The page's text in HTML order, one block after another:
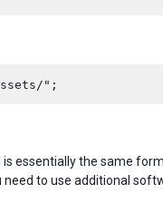
essentially the same
to use additional